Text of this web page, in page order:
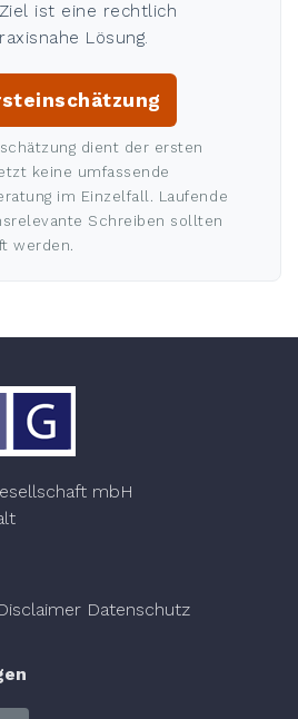
Ziel ist eine rechtlich
Lösung.
dient der ersten
keine umfassende
im Einzelfall. Laufende
Schreiben sollten
werden.
mbH
Datenschutz